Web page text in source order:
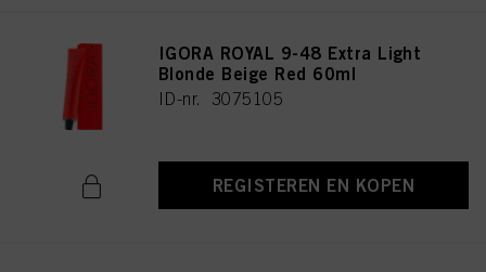
IGORA ROYAL 9-48 Extra Light
Blonde Beige Red 60ml
ID-nr. 3075105
REGISTEREN EN KOPEN